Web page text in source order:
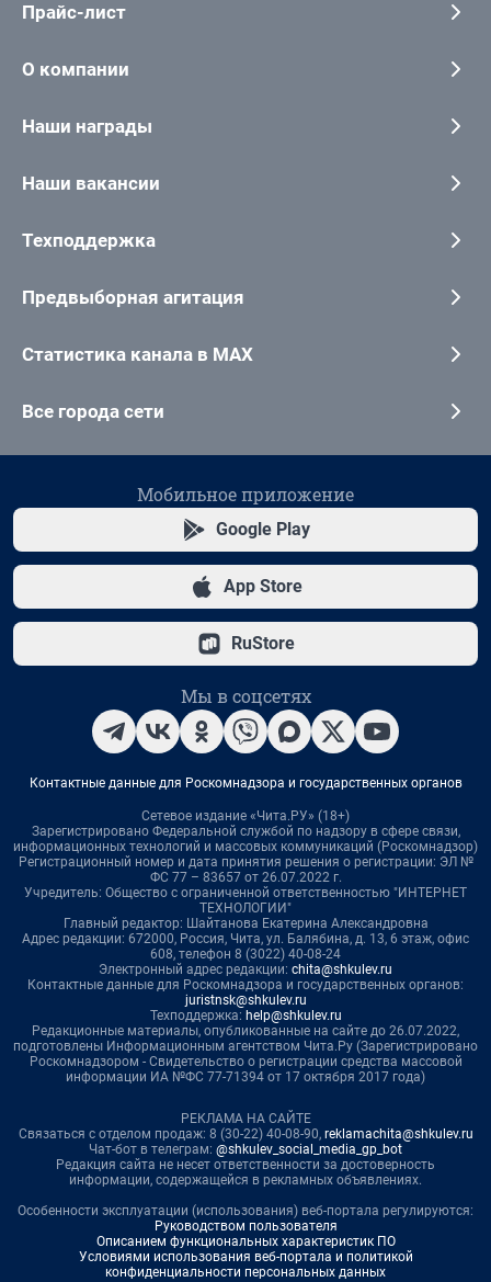
Прайс-лист
О компании
Наши награды
Наши вакансии
Техподдержка
Предвыборная агитация
Статистика канала в MAX
Все города сети
Мобильное приложение
Google Play
App Store
RuStore
Мы в соцсетях
Контактные данные для Роскомнадзора и государственных органов
Сетевое издание «Чита.РУ» (18+)
Зарегистрировано Федеральной службой по надзору в сфере связи,
информационных технологий и массовых коммуникаций (Роскомнадзор)
Регистрационный номер и дата принятия решения о регистрации: ЭЛ №
ФС 77 – 83657 от 26.07.2022 г.
Учредитель: Общество с ограниченной ответственностью "ИНТЕРНЕТ
ТЕХНОЛОГИИ"
Главный редактор: Шайтанова Екатерина Александровна
Адрес редакции: 672000, Россия, Чита, ул. Балябина, д. 13, 6 этаж, офис
608, телефон 8 (3022) 40-08-24
Электронный адрес редакции: chita@shkulev.ru
Контактные данные для Роскомнадзора и государственных органов:
juristnsk@shkulev.ru
Техподдержка: help@shkulev.ru
Редакционные материалы, опубликованные на сайте до 26.07.2022,
подготовлены Информационным агентством Чита.Ру (Зарегистрировано
Роскомнадзором - Свидетельство о регистрации средства массовой
информации ИА №ФС 77-71394 от 17 октября 2017 года)
РЕКЛАМА НА САЙТЕ
Связаться с отделом продаж: 8 (30-22) 40-08-90, reklamachita@shkulev.ru
Чат-бот в телеграм: @shkulev_social_media_gp_bot
Редакция сайта не несет ответственности за достоверность
информации, содержащейся в рекламных объявлениях.
Особенности эксплуатации (использования) веб-портала регулируются:
Руководством пользователя
Описанием функциональных характеристик ПО
Условиями использования веб-портала и политикой
конфиденциальности персональных данных